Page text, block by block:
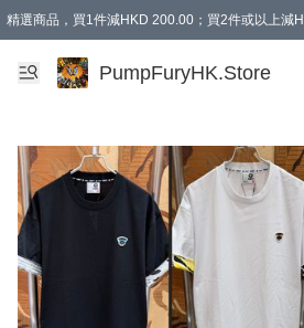
精選商品，買1件減HKD 200.00；買2件或以上減
AAPE商品,會員專享9折或以上（按會員等級）
精選商品，任選買2件或以上減HKD 100.00
購物滿 HKD 800.00即享免運費優惠！（適用於 特
PumpFuryHK.Store